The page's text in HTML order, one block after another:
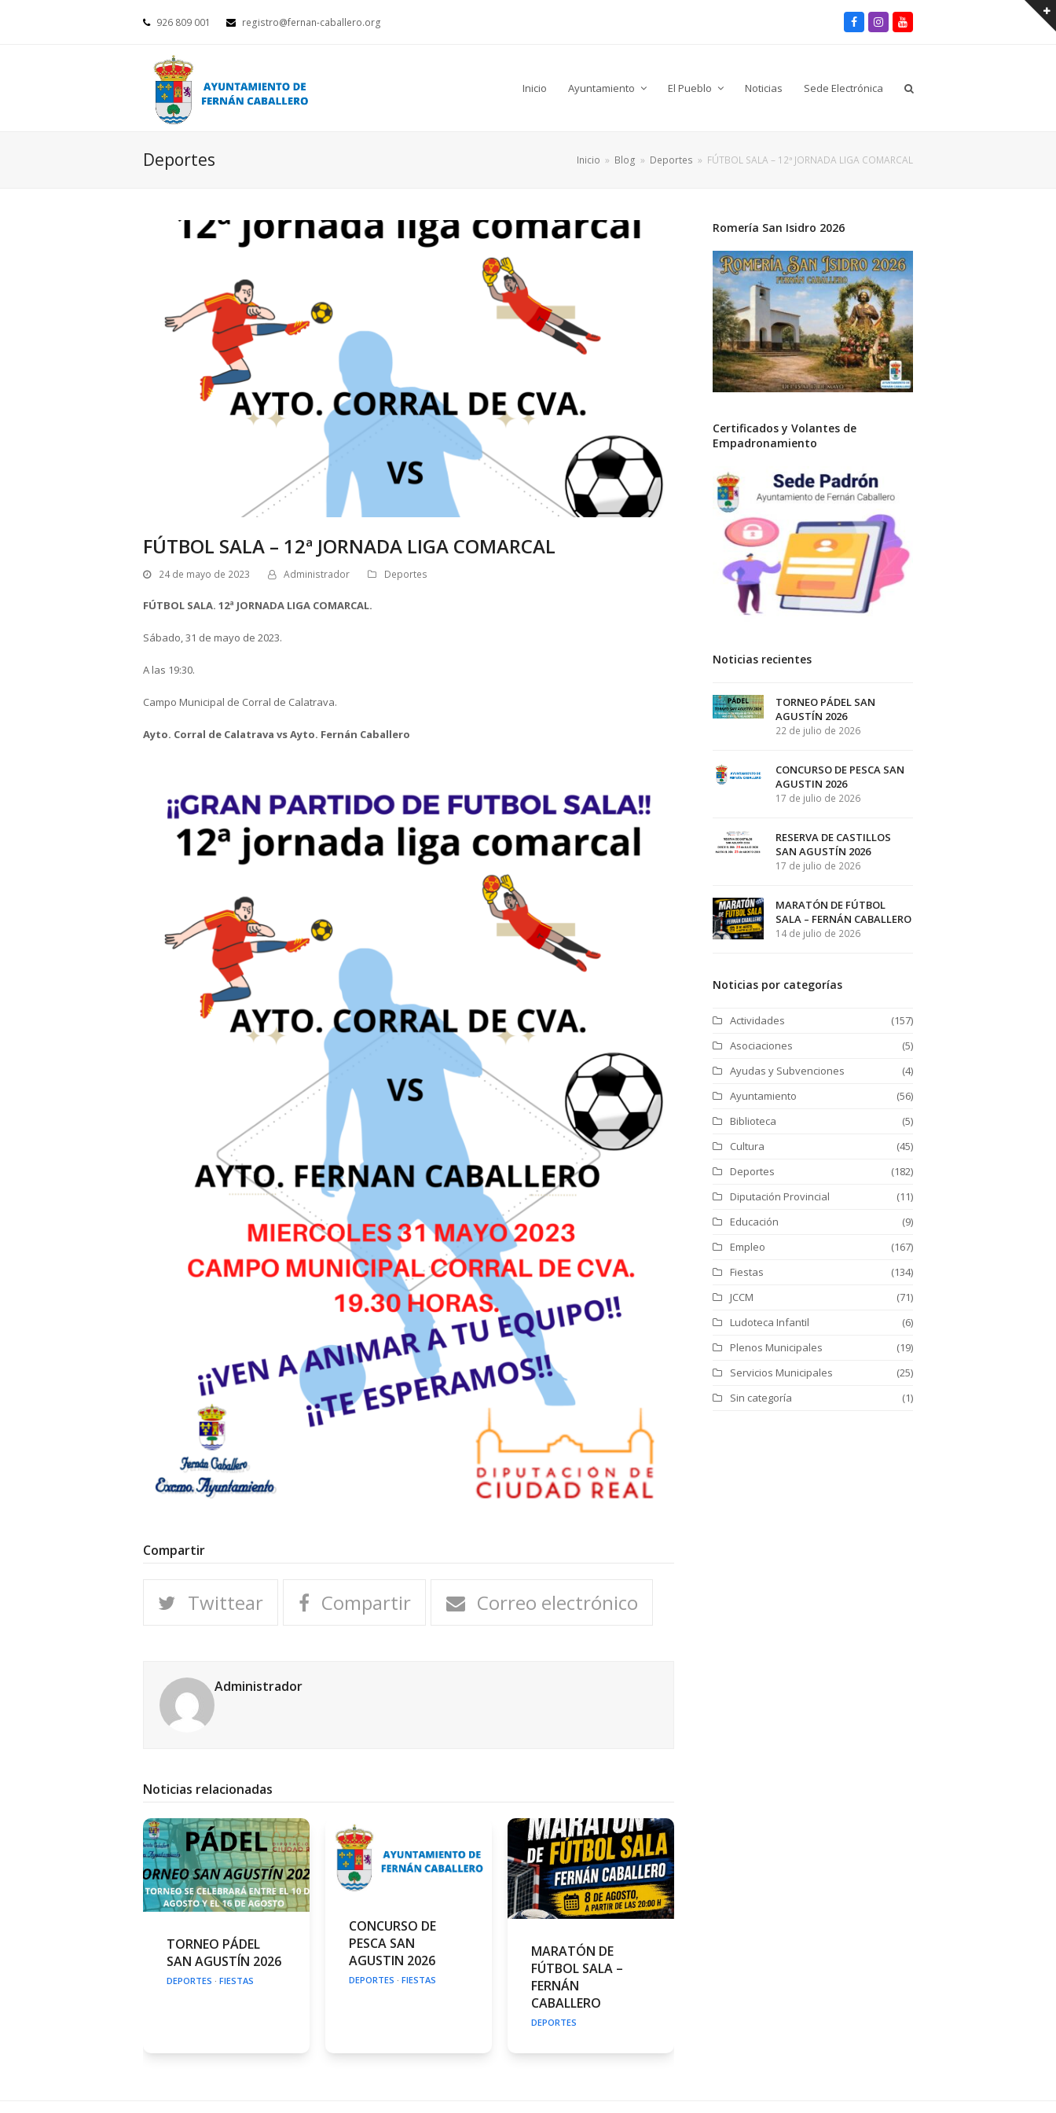
926 809 001 registro@fernan-caballero.org Facebook
Instagram
Youtube
Inicio Ayuntamiento El Pueblo Noticias Sede Electrónica
Deportes Inicio » Blog » Deportes » FÚTBOL SALA – 12ª JORNADA LIGA COMARCAL
FÚTBOL SALA – 12ª JORNADA LIGA COMARCAL
24 de mayo de 2023 Administrador Deportes
FÚTBOL SALA. 12ª JORNADA LIGA COMARCAL.
Sábado, 31 de mayo de 2023.
A las 19:30.
Campo Municipal de Corral de Calatrava.
Ayto. Corral de Calatrava vs Ayto. Fernán Caballero
Compartir
Twittear Compartir Correo electrónico
Administrador
Noticias relacionadas
TORNEO PÁDEL
SAN AGUSTÍN 2026
DEPORTES · FIESTAS
CONCURSO DE
PESCA SAN
AGUSTIN 2026
DEPORTES ·FIESTAS
MARATÓN DE
FÚTBOL SALA –
FERNÁN
CABALLERO
DEPORTES
Romería San Isidro 2026
Certificados y Volantes de
Empadronamiento
Noticias recientes
TORNEO PÁDEL SAN
AGUSTÍN 2026
22 de julio de 2026
CONCURSO DE PESCA SAN
AGUSTIN 2026
17 de julio de 2026
RESERVA DE CASTILLOS
SAN AGUSTÍN 2026
17 de julio de 2026
MARATÓN DE FÚTBOL
SALA – FERNÁN CABALLERO
14 de julio de 2026
Noticias por categorías
Actividades
(157)
Asociaciones
(5)
Ayudas y Subvenciones
(4)
Ayuntamiento
(56)
Biblioteca
(5)
Cultura
(45)
Deportes
(182)
Diputación Provincial
(11)
Educación
(9)
Empleo
(167)
Fiestas
(134)
JCCM
(71)
Ludoteca Infantil
(6)
Plenos Municipales
(19)
Servicios Municipales
(25)
Sin categoría
(1)